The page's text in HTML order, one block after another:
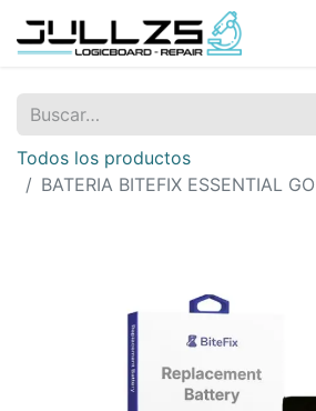
Todos los productos
BATERIA BITEFIX ESSENTIAL